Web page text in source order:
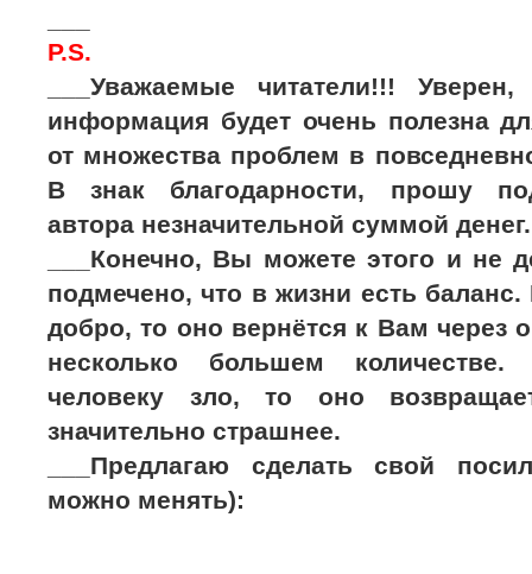
P.S.
___Уважаемые читатели!!!
информация будет очень полезна
от множества проблем в
В знак благодарности, прошу
автора незначительной суммой денег.
___Конечно, Вы можете этого и не
подмечено, что в жизни есть
добро, то оно вернётся к Вам через
несколько большем
человеку зло, то оно
значительно страшнее.
___Предлагаю сделать свой
можно менять):